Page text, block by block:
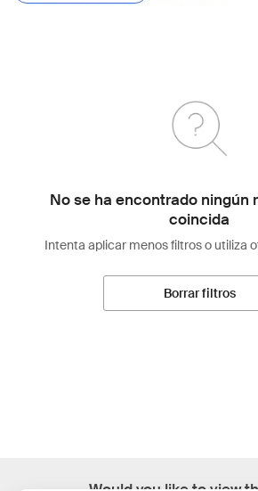
No se ha encontrado ningún
coincida
Intenta aplicar menos filtros o utiliza
Borrar filtros